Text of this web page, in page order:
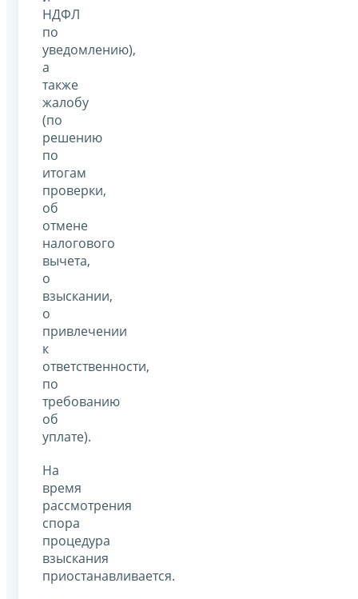
НДФЛ
по
уведомлению),
а
также
жалобу
(по
решению
по
итогам
проверки,
об
отмене
налогового
вычета,
о
взыскании,
о
привлечении
к
ответственности,
по
требованию
об
уплате).
На
время
рассмотрения
спора
процедура
взыскания
приостанавливается.